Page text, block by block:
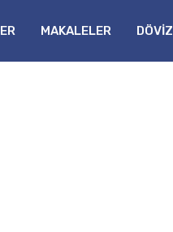
MAKALELER DÖVİZ